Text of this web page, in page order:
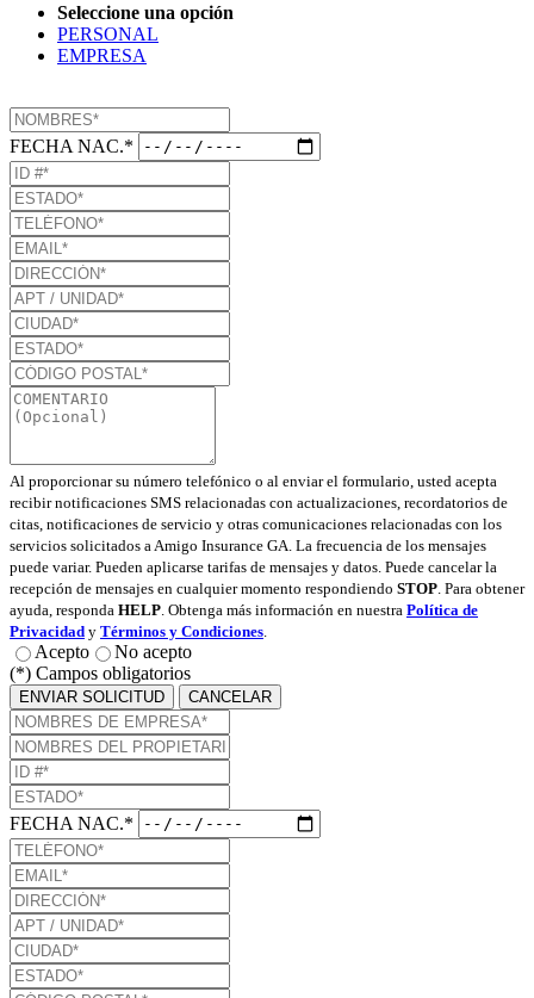
Seleccione una opción
PERSONAL
EMPRESA
FECHA NAC.*
Al proporcionar su número telefónico o al enviar el formulario, usted acepta
recibir notificaciones SMS relacionadas con actualizaciones, recordatorios de
citas, notificaciones de servicio y otras comunicaciones relacionadas con los
servicios solicitados a Amigo Insurance GA. La frecuencia de los mensajes
puede variar. Pueden aplicarse tarifas de mensajes y datos. Puede cancelar la
recepción de mensajes en cualquier momento respondiendo STOP . Para obtener
ayuda, responda HELP . Obtenga más información en nuestra Política de
Privacidad y Términos y Condiciones
Acepto
No acepto
(*) Campos obligatorios
ENVIAR SOLICITUD CANCELAR
FECHA NAC.*